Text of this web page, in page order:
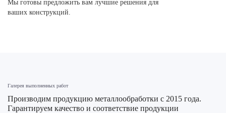
Мы готовы предложить вам лучшие решения для
ваших конструкций.
Галерея выполненных работ
Производим продукцию металлообработки с 2015 года.
Гарантируем качество и соответствие продукции